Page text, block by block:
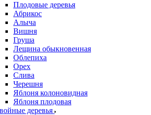
Плодовые деревья
Абрикос
Алыча
Вишня
Груша
Лещина обыкновенная
Облепиха
Орех
Слива
Черешня
Яблоня колоновидная
Яблоня плодовая
деревья